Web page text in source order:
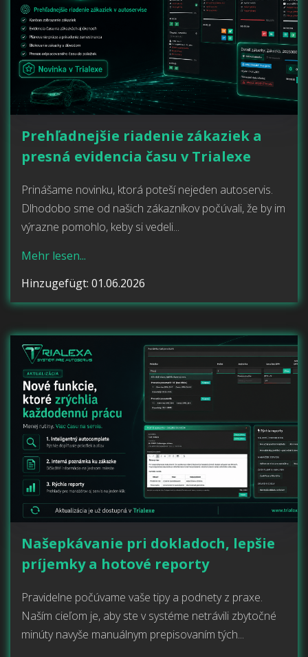
Prehľadnejšie riadenie zákaziek a
presná evidencia času v Trialexe
Prinášame novinku, ktorá poteší nejeden autoservis.
Dlhodobo sme od našich zákazníkov počúvali, že by im
výrazne pomohlo, keby si vedeli...
Mehr lesen...
Hinzugefügt: 01.06.2026
Našepkávanie pri dokladoch, lepšie
príjemky a hotové reporty
Pravidelne počúvame vaše tipy a podnety z praxe.
Naším cieľom je, aby ste v systéme netrávili zbytočné
minúty navyše manuálnym prepisovaním tých...